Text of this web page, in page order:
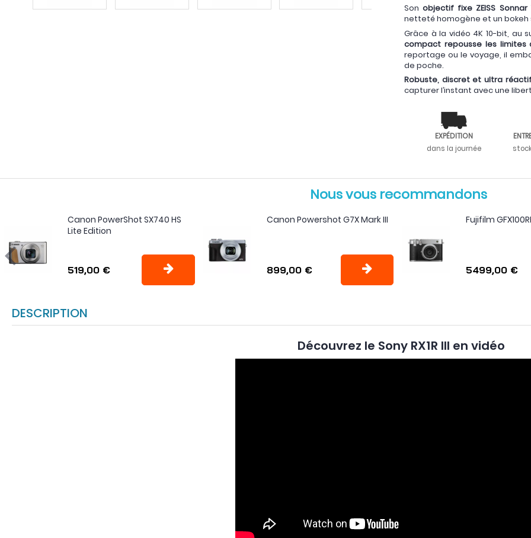
Sonobjectif fixe ZEISS
netteté homogène et un bokeh
Grâce à la vidéo 4K 10-bit, au
compact repousse les
reportage ou le voyage, il
de poche.
Robuste, discret et ultra
capturer l’instant avec une
EXPÉDITION
dans la journée
Nous vous recommandons
Canon PowerShot SX740 HS
Lite Edition
519,00 €
Canon Powershot G7X Mark III
899,00 €
Fujifilm
5499,00 €
DESCRIPTION
Découvrez le Sony RX1R III en vidéo